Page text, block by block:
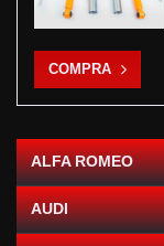
COMPRA
ALFA ROMEO
AUDI